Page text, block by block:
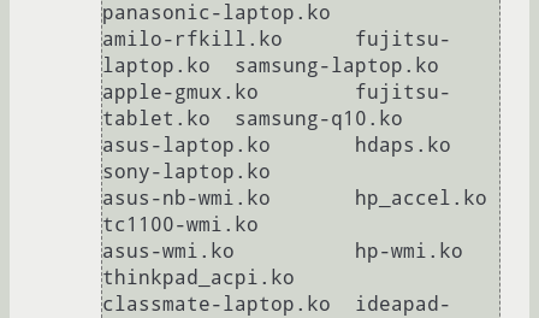
panasonic-laptop.ko
amilo-rfkill.ko      fujitsu-
laptop.ko  samsung-laptop.ko
apple-gmux.ko        fujitsu-
tablet.ko  samsung-q10.ko
asus-laptop.ko       hdaps.ko
sony-laptop.ko
asus-nb-wmi.ko       hp_accel.ko
tc1100-wmi.ko
asus-wmi.ko          hp-wmi.ko
thinkpad_acpi.ko
classmate-laptop.ko  ideapad-